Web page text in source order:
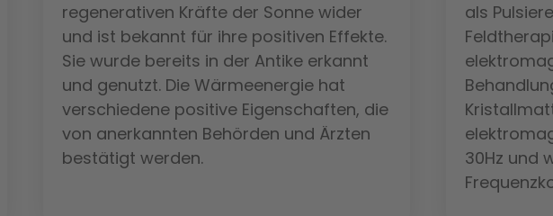
regenerativen Kräfte der Sonne wider
und ist bekannt für ihre positiven Effekte.
Sie wurde bereits in der Antike erkannt
und genutzt. Die Wärmeenergie hat
verschiedene positive Eigenschaften, die
von anerkannten Behörden und Ärzten
bestätigt werden.
als
30Hz und